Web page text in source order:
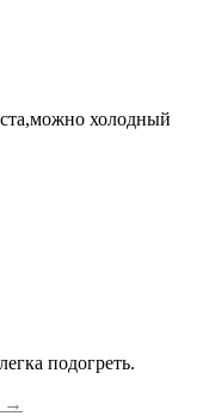
холодный
подогреть.
→